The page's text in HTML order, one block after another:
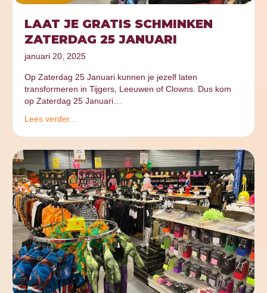
LAAT JE GRATIS SCHMINKEN
ZATERDAG 25 JANUARI
januari 20, 2025
Op Zaterdag 25 Januari kunnen je jezelf laten
transformeren in Tijgers, Leeuwen of Clowns. Dus kom
op Zaterdag 25 Januari…
Lees verder...